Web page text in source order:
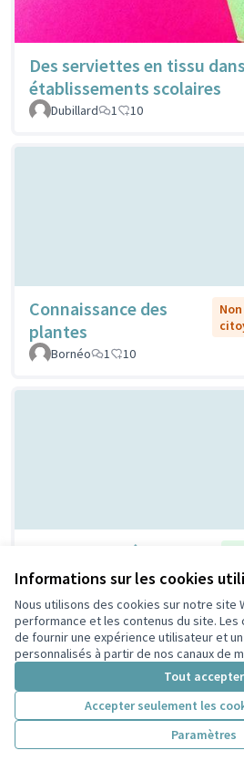
Informations sur les cookies
Nous utilisons des cookies sur notre site
performance et les contenus du site.
de fournir une expérience utilisateur et
personnalisés à partir de nos canaux de
Tout accepter
Accepter seulement les
Paramètres
Des serviettes en tissu
établissements scolaires
Dubillard
1 10
Connaissance des
plantes
Bornéo
1 10
Un repair café !
Bertrand
6 9